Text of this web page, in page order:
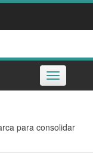
Toggle
navigation
para consolidar